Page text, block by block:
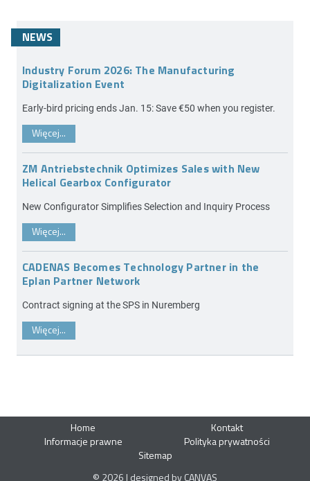
NEWS
Industry Forum 2026: The Manufacturing
Digitalization Event
Early-bird pricing ends Jan. 15: Save €50 when you register.
Więcej...
ZM Antriebstechnik Optimizes Sales with New
Helical Gearbox Configurator
New Configurator Simplifies Selection and Inquiry Process
Więcej...
CADENAS Becomes Technology Partner in the
Eplan Partner Network
Contract signing at the SPS in Nuremberg
Więcej...
Home
Kontakt
Informacje prawne
Polityka prywatności
Sitemap
© 2026 | designed by CANVAS